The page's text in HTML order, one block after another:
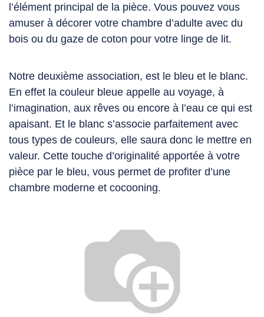
l’élément principal de la pièce. Vous pouvez vous
amuser à décorer votre chambre d’adulte avec du
bois ou du gaze de coton pour votre linge de lit.
Notre deuxième association, est le bleu et le blanc.
En effet la couleur bleue appelle au voyage, à
l’imagination, aux rêves ou encore à l’eau ce qui est
apaisant. Et le blanc s’associe parfaitement avec
tous types de couleurs, elle saura donc le mettre en
valeur. Cette touche d’originalité apportée à votre
pièce par le bleu, vous permet de profiter d’une
chambre moderne et cocooning.